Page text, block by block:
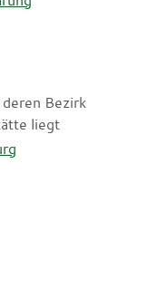
Bezirk
liegt